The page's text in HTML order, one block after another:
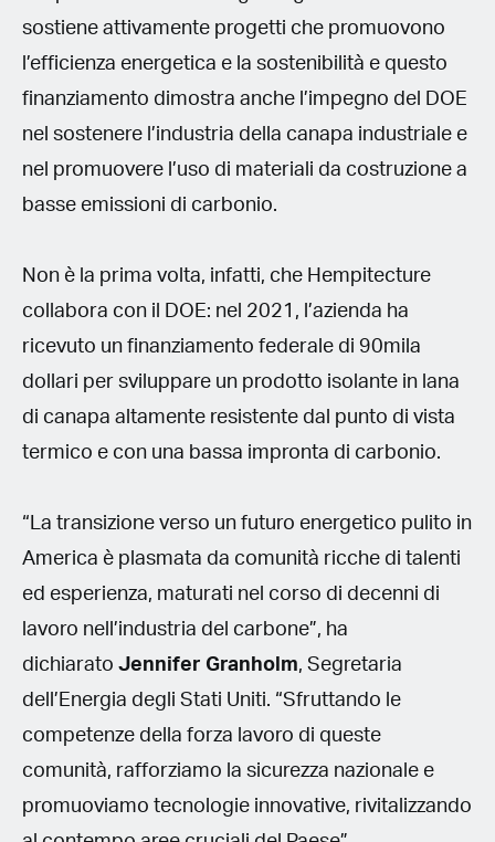
sostiene attivamente progetti che promuovono
l’efficienza energetica e la sostenibilità e questo
finanziamento dimostra anche l’impegno del DOE
nel sostenere l’industria della canapa industriale e
nel promuovere l’uso di materiali da costruzione a
basse emissioni di carbonio.
Non è la prima volta, infatti, che Hempitecture
collabora con il DOE: nel 2021, l’azienda ha
ricevuto un finanziamento federale di 90mila
dollari per sviluppare un prodotto isolante in lana
di canapa altamente resistente dal punto di vista
termico e con una bassa impronta di carbonio.
“La transizione verso un futuro energetico pulito in
America è plasmata da comunità ricche di talenti
ed esperienza, maturati nel corso di decenni di
lavoro nell’industria del carbone”, ha
dichiarato Jennifer Granholm, Segretaria
dell’Energia degli Stati Uniti. “Sfruttando le
competenze della forza lavoro di queste
comunità, rafforziamo la sicurezza nazionale e
promuoviamo tecnologie innovative, rivitalizzando